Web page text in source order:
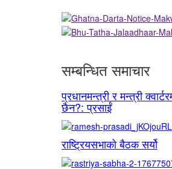
सम्बन्धित समाचार
प्रधानमन्त्री र मन्त्री
छैन?: प्रसाईं
राष्ट्रियसभाको बैठक सर्यो